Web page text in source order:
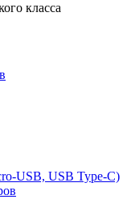
класса
USB, USB Type-C)